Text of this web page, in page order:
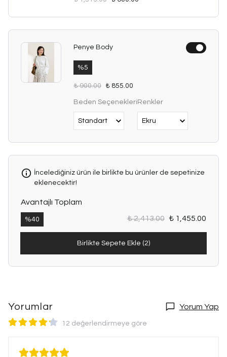
Penye Body
%5
₺ 900.00 ₺ 855.00
Beden Seçenekleri Renkler
İncelediğiniz ürün ile birlikte bu ürünler de sepetinize
eklenecektir!
Avantajlı Toplam
%40 ₺ 2,413.00 ₺ 1,455.00
Birlikte Sepete Ekle (2)
Yorumlar Yorum Yap
12 değerlendirmeye göre